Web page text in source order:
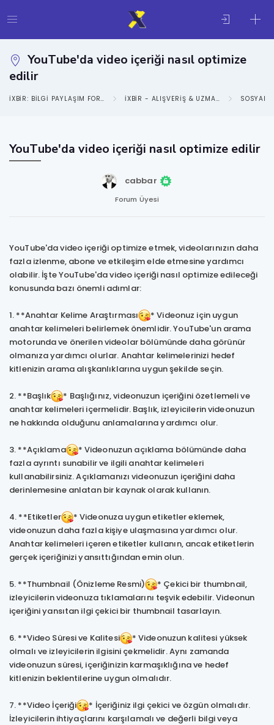
YouTube'da video içeriği nasıl optimize
edilir
IXBIR: BILGI PAYLAŞIM FORUMU IXBIR - ALIŞVERIŞ & UZMANLIK ALANLARI KATEGORISI SOSYAL
YouTube'da video içeriği nasıl optimize edilir
cabbar
Forum Üyesi
YouTube'da video içeriği optimize etmek, videolarınızın daha
fazla izlenme, abone ve etkileşim elde etmesine yardımcı
olabilir. İşte YouTube'da video içeriği nasıl optimize edileceği
konusunda bazı önemli adımlar:
1. **Anahtar Kelime Araştırması
* Videonuz için uygun
anahtar kelimeleri belirlemek önemlidir. YouTube'un arama
motorunda ve önerilen videolar bölümünde daha görünür
olmanıza yardımcı olurlar. Anahtar kelimelerinizi hedef
kitlenizin arama alışkanlıklarına uygun şekilde seçin.
2. **Başlık
* Başlığınız, videonuzun içeriğini özetlemeli ve
anahtar kelimeleri içermelidir. Başlık, izleyicilerin videonuzun
ne hakkında olduğunu anlamalarına yardımcı olur.
3. **Açıklama
* Videonuzun açıklama bölümünde daha
fazla ayrıntı sunabilir ve ilgili anahtar kelimeleri
kullanabilirsiniz. Açıklamanızı videonuzun içeriğini daha
derinlemesine anlatan bir kaynak olarak kullanın.
4. **Etiketler
* Videonuza uygun etiketler eklemek,
videonuzun daha fazla kişiye ulaşmasına yardımcı olur.
Anahtar kelimeleri içeren etiketler kullanın, ancak etiketlerin
gerçek içeriğinizi yansıttığından emin olun.
5. **Thumbnail (Önizleme Resmi)
* Çekici bir thumbnail,
izleyicilerin videonuza tıklamalarını teşvik edebilir. Videonun
içeriğini yansıtan ilgi çekici bir thumbnail tasarlayın.
6. **Video Süresi ve Kalitesi
* Videonuzun kalitesi yüksek
olmalı ve izleyicilerin ilgisini çekmelidir. Aynı zamanda
videonuzun süresi, içeriğinizin karmaşıklığına ve hedef
kitlenizin beklentilerine uygun olmalıdır.
7. **Video İçeriği
* İçeriğiniz ilgi çekici ve özgün olmalıdır.
İzleyicilerin ihtiyaçlarını karşılamalı ve değerli bilgi veya